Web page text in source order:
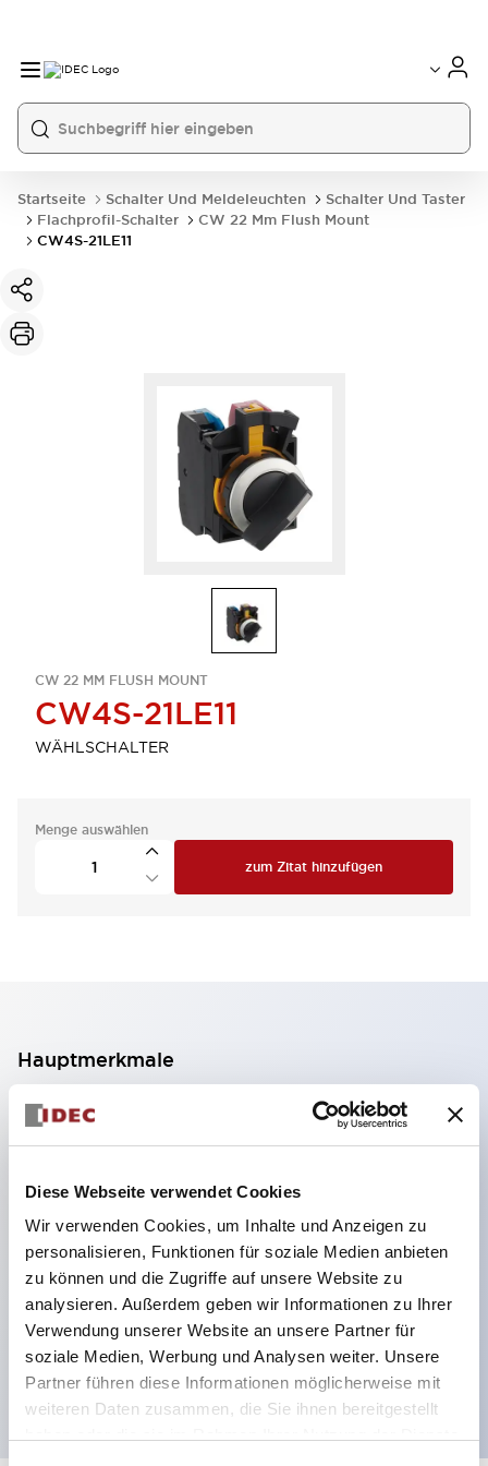
Diese Webseite verwendet Cookies
Wir verwenden Cookies, um Inhalte und Anzeigen zu
personalisieren, Funktionen für soziale Medien anbieten
zu können und die Zugriffe auf unsere Website zu
analysieren. Außerdem geben wir Informationen zu Ihrer
Verwendung unserer Website an unsere Partner für
soziale Medien, Werbung und Analysen weiter. Unsere
Partner führen diese Informationen möglicherweise mit
weiteren Daten zusammen, die Sie ihnen bereitgestellt
Startseite Schalter Und Meldeleuchten
Schalter Und Taster
Flachprofil-Schalter
CW 22 Mm Flush Mount
CW4S-21LE11
CW 22 MM FLUSH MOUNT
CW4S-21LE11
WÄHLSCHALTER
Menge auswählen
zum Zitat hinzufügen
Hauptmerkmale
2-Kontakt-Block mit 2 Stufen, ermöglicht eine 4-
Kontakt-Konfiguration (Gewährleistung der
Isolierung zwischen den 2 Kontakten).
59,9 mm (※ 22-stufiger Kontaktblock).
Platzsparendes Design möglich.
Sicherheitsstruktur der 3. Generation: 2-Aktions-
Freisetzung, integrierter Schutz, IP20-
Fingerschutzstruktur